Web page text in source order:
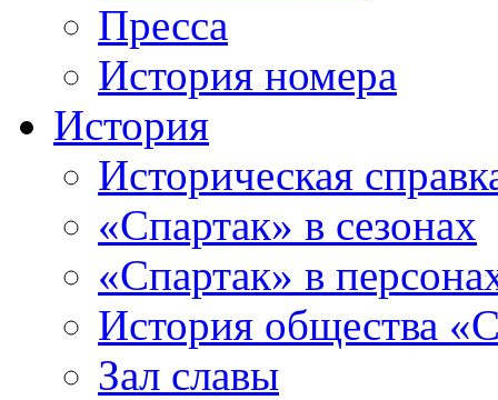
Пресса
История номера
История
Историческая
«Спартак» в сезонах
«Спартак» в
История общества
Зал славы